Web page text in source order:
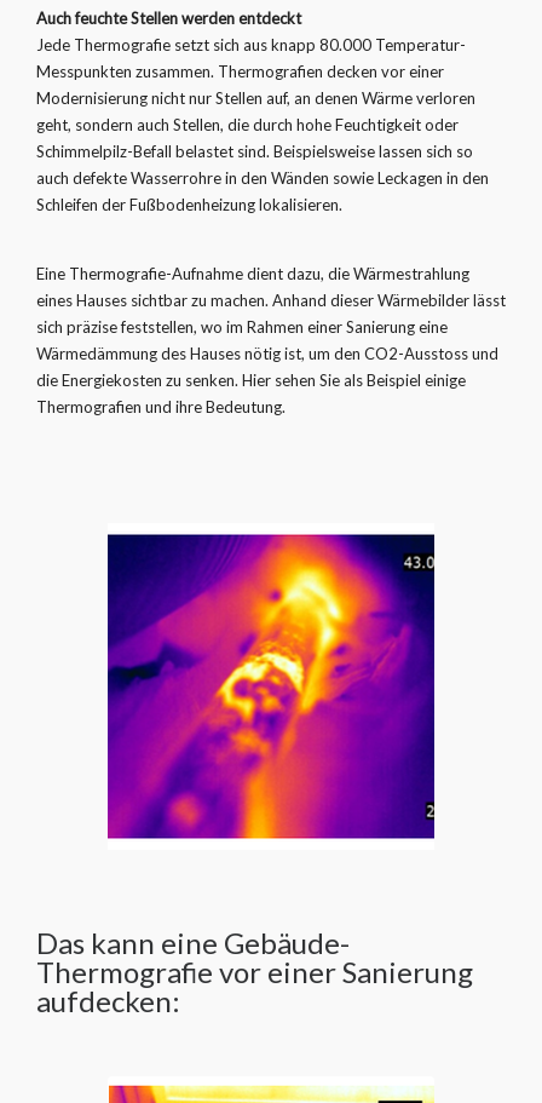
Auch feuchte Stellen werden entdeckt
Jede Thermografie setzt sich aus knapp 80.000 Temperatur-
Messpunkten zusammen. Thermografien decken vor einer
Modernisierung nicht nur Stellen auf, an denen Wärme verloren
geht, sondern auch Stellen, die durch hohe Feuchtigkeit oder
Schimmelpilz-Befall belastet sind. Beispielsweise lassen sich so
auch defekte Wasserrohre in den Wänden sowie Leckagen in den
Schleifen der Fußbodenheizung lokalisieren.
Eine Thermografie-Aufnahme dient dazu, die Wärmestrahlung
eines Hauses sichtbar zu machen. Anhand dieser Wärmebilder lässt
sich präzise feststellen, wo im Rahmen einer Sanierung eine
Wärmedämmung des Hauses nötig ist, um den CO2-Ausstoss und
die Energiekosten zu senken. Hier sehen Sie als Beispiel einige
Thermografien und ihre Bedeutung.
Das kann eine Gebäude-
Thermografie vor einer Sanierung
aufdecken: